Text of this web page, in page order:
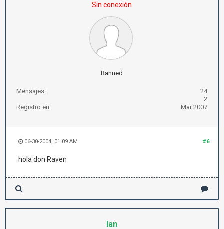
Sin conexión
Banned
Mensajes:
24
2
Registro en:
Mar 2007
#6
06-30-2004, 01:09 AM
hola don Raven
Ian